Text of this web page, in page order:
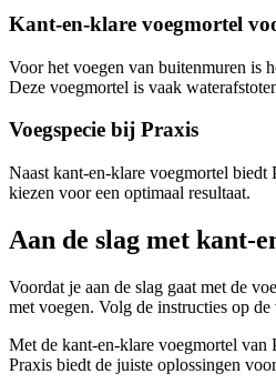
Kant-en-klare voegmortel
Voor het voegen van buitenmuren is
Deze voegmortel is vaak
Voegspecie bij Praxis
Naast kant-en-klare voegmortel
kiezen voor een optimaal resultaat.
Aan de slag met kant-
Voordat je aan de slag gaat met de
met voegen. Volg de instructies op
Met de kant-en-klare voegmortel van
Praxis biedt de juiste oplossingen